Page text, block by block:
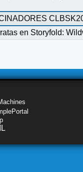
en Storyfold: